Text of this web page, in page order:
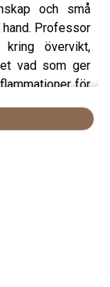
och små
Professor
övervikt,
vad som ger
för
liv länge utan
del myter som